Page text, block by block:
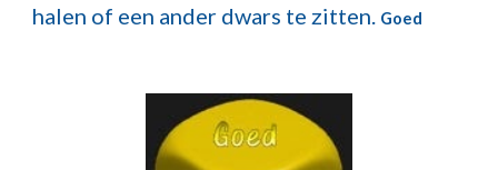
halen of een ander dwars te zitten. Goed